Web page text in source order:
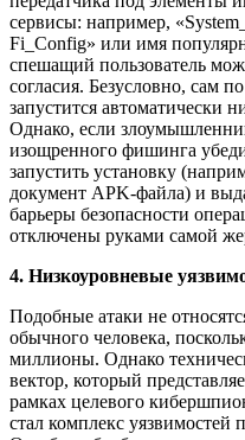
сервисы: например,
Fi_Config» или имя
спешащий пользователь
согласия. Безусловно, сам
запустится автоматически
Однако, если
изощренного фишинга
запустить установку
документ APK-файла) и
барьеры безопасности
отключены руками самой
4. Низкоуровневые
Подобные атаки не
обычного человека,
миллионы. Однако
вектор, который
рамках целевого
стал комплекс уязвимостей